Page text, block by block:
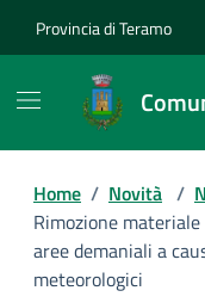
Provincia di Teramo
Home / Novità /
Rimozione
aree demaniali a
meteorologici